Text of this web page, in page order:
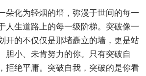
朵化为轻烟的墙，弥漫于世间的每一
人生道路上的每一级阶梯。突破像一
开的不仅仅是那堵矗立的墙，更是站
胆小、未肯努力的你。只有突破自
拒绝平庸。突破自我，突破的是你看